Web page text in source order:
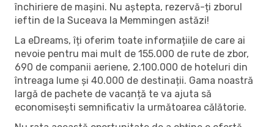
închiriere de mașini. Nu aștepta, rezervă-ți zborul
ieftin de la Suceava la Memmingen astăzi!
La eDreams, îți oferim toate informațiile de care ai
nevoie pentru mai mult de 155.000 de rute de zbor,
690 de companii aeriene, 2.100.000 de hoteluri din
întreaga lume și 40.000 de destinații. Gama noastră
largă de pachete de vacanță te va ajuta să
economisești semnificativ la următoarea călătorie.